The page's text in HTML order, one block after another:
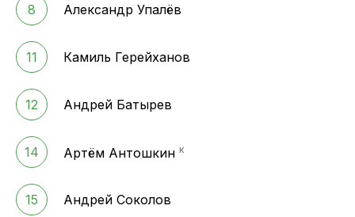
8 Александр Упалёв
11 Камиль Герейханов
12 Андрей Батырев
14 Артём Антошкин к
15 Андрей Соколов